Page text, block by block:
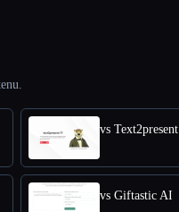
vs Text2present
vs Giftastic AI